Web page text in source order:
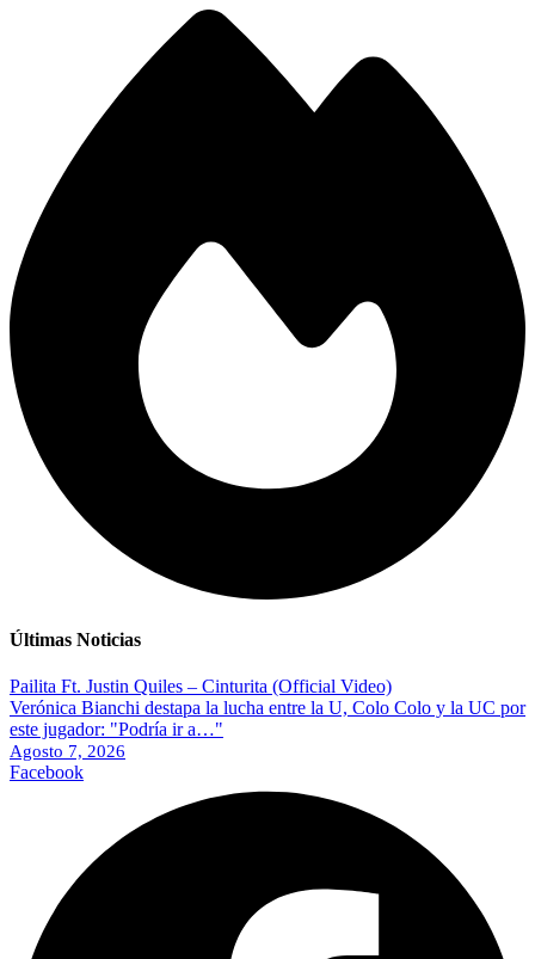
Últimas Noticias
Pailita Ft. Justin Quiles – Cinturita (Official Video)
Verónica Bianchi destapa la lucha entre la U, Colo Colo y la UC por
este jugador: "Podría ir a…"
Agosto 7, 2026
Facebook